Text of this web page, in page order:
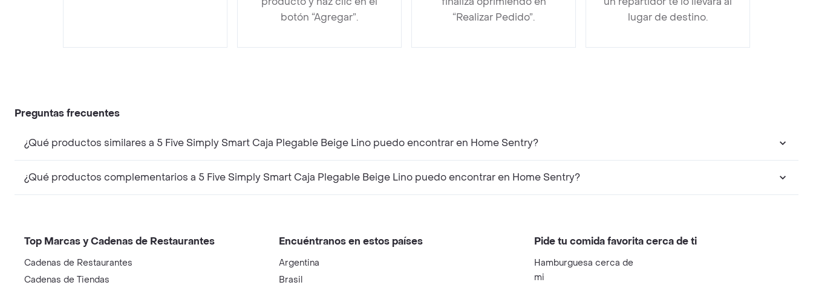
botón “Agregar”.
“Realizar Pedido”.
lugar de destino.
Preguntas frecuentes
¿Qué productos similares a 5 Five Simply Smart Caja Plegable Beige Lino puedo encontrar en Home Sentry?
¿Qué productos complementarios a 5 Five Simply Smart Caja Plegable Beige Lino puedo encontrar en Home Sentry?
Top Marcas y Cadenas de Restaurantes
Cadenas de Restaurantes
Cadenas de Tiendas
Encuéntranos en estos países
Argentina
Brasil
Pide tu comida favorita cerca de ti
Hamburguesa cerca de
mi